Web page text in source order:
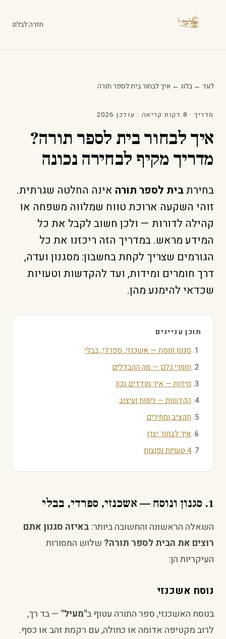
חזרה לבלוג
לעד ← בלוג ← איך לבחור בית לספר תורה
מדריך · 8 דקות קריאה · עודכן 2026
איך לבחור בית לספר תורה?
מדריך מקיף לבחירה נכונה
בחירתבית לספר תורה אינה החלטה שגרתית.
זוהי השקעה ארוכת טווח שמלווה משפחה או
קהילה לדורות — ולכן חשוב לקבל את כל
המידע מראש. במדריך הזה ריכזנו את כל
הגורמים שצריך לקחת בחשבון: מסגנון ועדה,
דרך חומרים ומידות, ועד להקדשות וטעויות
שכדאי להימנע מהן.
תוכן עניינים
סגנון ונוסח — אשכנזי, ספרדי, בבלי
חומרי גלם — מה ההבדלים
מידות — איך מודדים נכון
הקדשות — ניסוח ועיצוב
תקציב ומחירים
איך לבחור יצרן
4 טעויות נפוצות
1. סגנון ונוסח — אשכנזי, ספרדי, בבלי
השאלה הראשונה והחשובה ביותר:באיזה סגנון אתם
רוצים את הבית לספר תורה? שלוש המסורות
העיקריות הן:
נוסח אשכנזי
בנוסח האשכנזי, ספר התורה עטוף ב"מעיל" — בד רך,
לרוב מקטיפה אדומה או כחולה, עם רקמת זהב או כסף.